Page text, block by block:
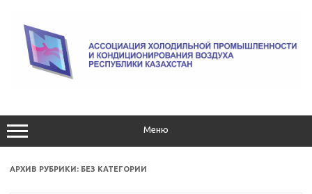
содержимому
Меню
АРХИВ РУБРИКИ: БЕЗ КАТЕГОРИИ